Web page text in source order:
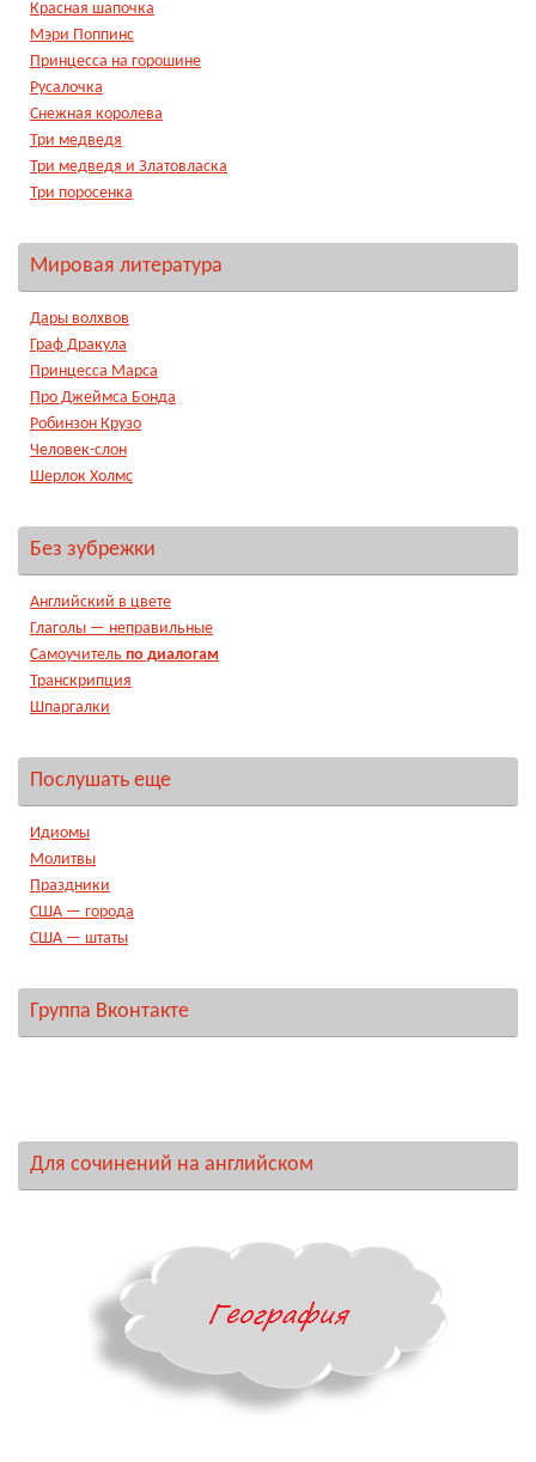
Красная шапочка
Мэри Поппинс
Принцесса на горошине
Русалочка
Снежная королева
Три медведя
Три медведя и Златовласка
Три поросенка
Мировая литература
Дары волхвов
Граф Дракула
Принцесса Марса
Про Джеймса Бонда
Робинзон Крузо
Человек-слон
Шерлок Холмс
Без зубрежки
Английский в цвете
Глаголы — неправильные
Самоучитель по диалогам
Транскрипция
Шпаргалки
Послушать еще
Идиомы
Молитвы
Праздники
США — города
США — штаты
Группа Вконтакте
Для сочинений на английском